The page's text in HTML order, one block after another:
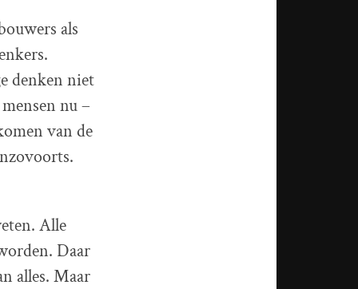
als
denken niet
nu –
van de
Alle
Daar
alles. Maar